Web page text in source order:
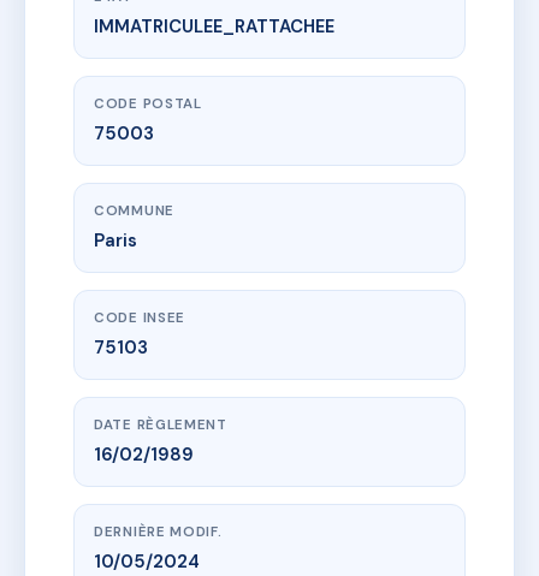
www.vme.plus/AC0278960
SDC 10 RUE DU PERCHE 75003 PARIS
10 r du perche
IMMATRICULEE_RATTACHEE
CODE POSTAL
75003
COMMUNE
Paris
CODE INSEE
75103
DATE RÈGLEMENT
16/02/1989
DERNIÈRE MODIF.
10/05/2024